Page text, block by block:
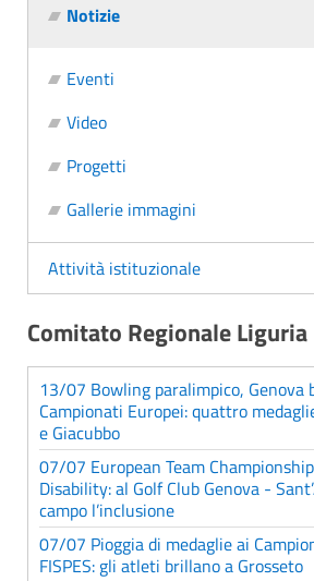
Notizie
Eventi
Video
Progetti
Gallerie immagini
Attività istituzionale
Comitato Regionale Liguria
13/07 Bowling paralimpico, Genova
Campionati Europei: quattro
e Giacubbo
07/07 European Team
Disability: al Golf Club Genova -
campo l’inclusione
07/07 Pioggia di medaglie ai
FISPES: gli atleti brillano a Grosseto